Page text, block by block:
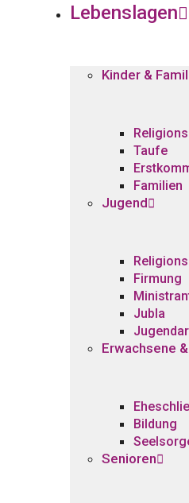
Lebenslagen
Kinder &
Taufe
Familien
Jugend
Firmung
Jubla
Erwachsene
Bildung
Senioren